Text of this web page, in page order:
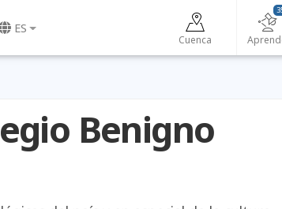
ES
Cuenca
Benigno